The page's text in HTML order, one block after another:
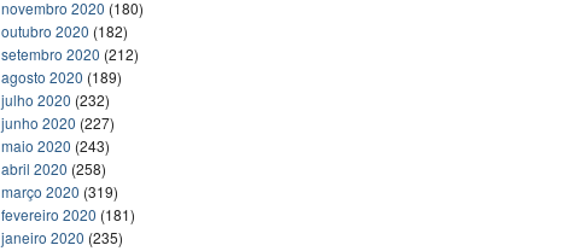
novembro 2020 (180)
outubro 2020 (182)
setembro 2020 (212)
agosto 2020 (189)
julho 2020 (232)
junho 2020 (227)
maio 2020 (243)
abril 2020 (258)
março 2020 (319)
fevereiro 2020 (181)
janeiro 2020 (235)